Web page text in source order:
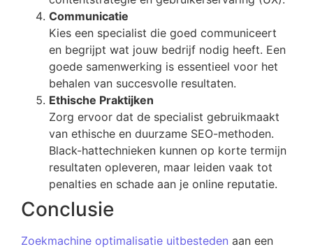
Communicatie
Kies een specialist die goed communiceert
en begrijpt wat jouw bedrijf nodig heeft. Een
goede samenwerking is essentieel voor het
behalen van succesvolle resultaten.
Ethische Praktijken
Zorg ervoor dat de specialist gebruikmaakt
van ethische en duurzame SEO-methoden.
Black-hattechnieken kunnen op korte termijn
resultaten opleveren, maar leiden vaak tot
penalties en schade aan je online reputatie.
Conclusie
Zoekmachine optimalisatie uitbesteden aan een